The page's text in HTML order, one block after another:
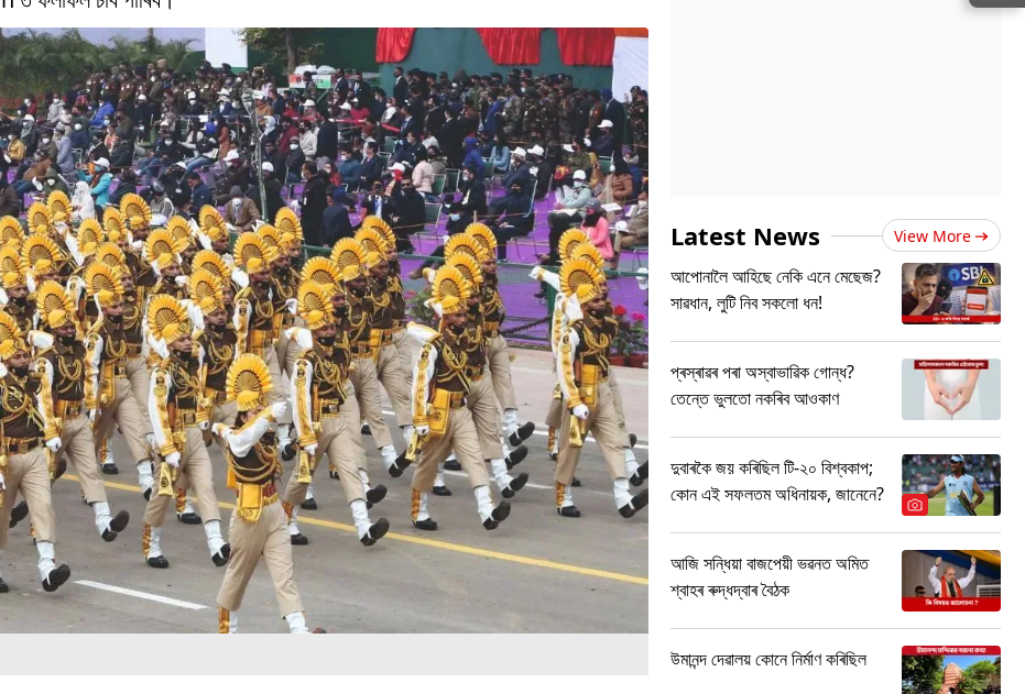
Latest News View More
আপোনালৈ আহিছে নেকি এনে মেছেজ?
সাৱধান, লুটি নিব সকলো ধন!
প্ৰস্ৰাৱৰ পৰা অস্বাভাৱিক গোন্ধ?
তেন্তে ভুলতো নকৰিব আওকাণ
দুবাৰকৈ জয় কৰিছিল টি-২০ বিশ্বকাপ;
কোন এই সফলতম অধিনায়ক, জানেনে?
আজি সন্ধিয়া বাজপেয়ী ভৱনত অমিত
শ্বাহৰ ৰুদ্ধদ্বাৰ বৈঠক
উমানন্দ দেৱালয় কোনে নিৰ্মাণ কৰিছিল